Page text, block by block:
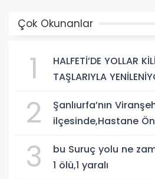
Çok Okunanlar
1
HALFETİ’DE YOLLAR
TAŞLARIYLA
2
Şanlıurfa’nın
ilçesinde,Hastane
3
bu Suruç yolu ne
1 ölü,1 yaralı